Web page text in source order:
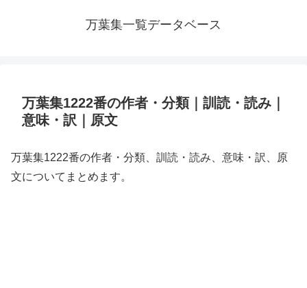
万葉集一覧データベース
万葉集1222番の作者・分類｜訓読・読み｜
意味・訳｜原文
万葉集1222番の作者・分類、訓読・読み、意味・訳、原
文についてまとめます。